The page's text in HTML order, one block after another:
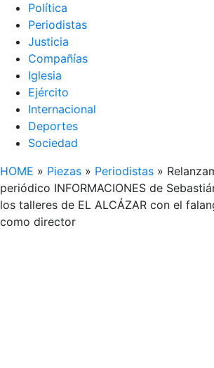
Política
Periodistas
Justicia
Compañías
Iglesia
Ejército
Internacional
Deportes
Sociedad
HOME » Piezas » Periodistas »
periódico INFORMACIONES de
los talleres de EL ALCÁZAR con el
como director